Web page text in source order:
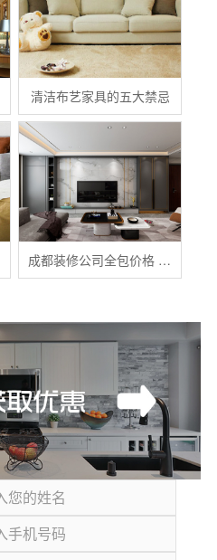
清洁布艺家具的五大禁忌
成都装修公司全包价格 成都全包装修多少钱一平